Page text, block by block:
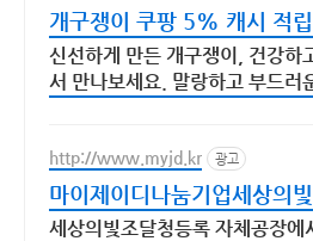
개구쟁이 쿠팡 5% 캐시 적
신선하게 만든 개구쟁이, 건강하
서 만나보세요. 말랑하고 부드러
http://www.myjd.kr 광고
마이제이디나눔기업세상의빛
세상의빛조달청등록 자체공장에